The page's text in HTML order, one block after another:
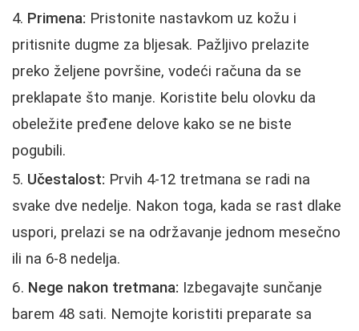
Primena: Pristonite nastavkom uz kožu i
pritisnite dugme za bljesak. Pažljivo prelazite
preko željene površine, vodeći računa da se
preklapate što manje. Koristite belu olovku da
obeležite pređene delove kako se ne biste
pogubili.
Učestalost: Prvih 4-12 tretmana se radi na
svake dve nedelje. Nakon toga, kada se rast dlake
uspori, prelazi se na održavanje jednom mesečno
ili na 6-8 nedelja.
Nege nakon tretmana: Izbegavajte sunčanje
barem 48 sati. Nemojte koristiti preparate sa